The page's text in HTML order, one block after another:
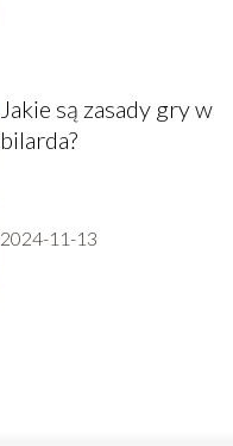
Jakie są zasady gry w
bilarda?
2024-11-13